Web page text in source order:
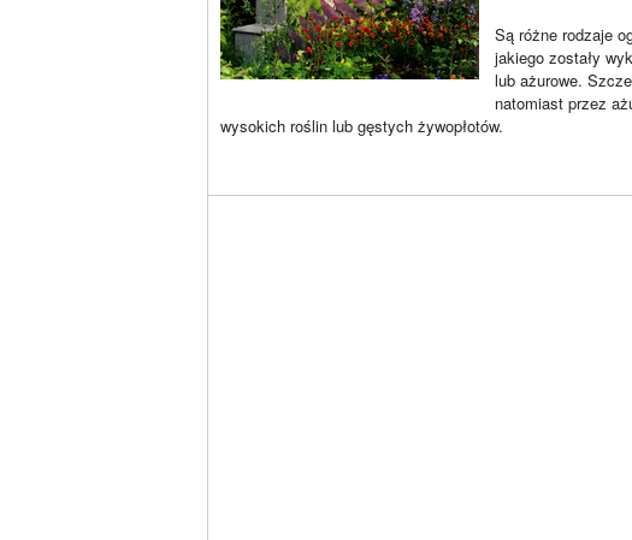
Są różne rodzaje
jakiego zostały
lub ażurowe.
natomiast przez
wysokich roślin lub gęstych żywopłotów.